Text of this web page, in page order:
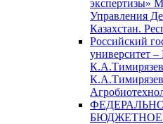
экспертизы»
Управления
Казахстан.
Российский
университет
БЮДЖЕТНОЕ